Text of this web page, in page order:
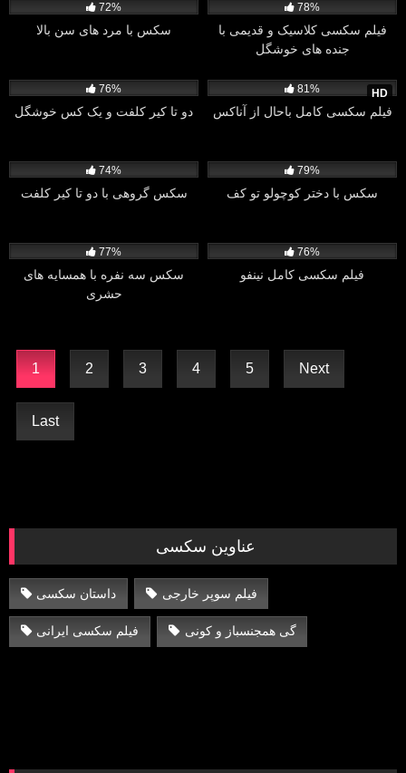
72%
سکس با مرد های سن بالا
78%
فیلم سکسی کلاسیک و قدیمی با
جنده های خوشگل
76%
دو تا کیر کلفت و یک کس خوشگل
HD
81%
فیلم سکسی کامل باحال از آناکس
74%
سکس گروهی با دو تا کیر کلفت
79%
سکس با دختر کوچولو تو کف
77%
سکس سه نفره با همسایه های
حشری
76%
فیلم سکسی کامل نینفو
1 2 3 4 5 Next
Last
عناوین سکسی
داستان سکسی فیلم سوپر خارجی
فیلم سکسی ایرانی گی همجنسباز و کونی